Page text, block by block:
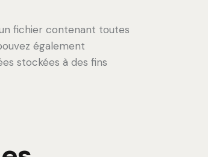
fichier contenant toutes
également
stockées à des fins